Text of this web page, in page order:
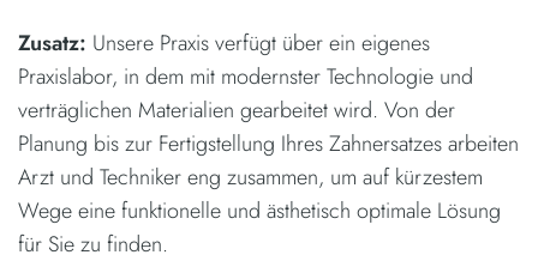
Zusatz: Unsere Praxis verfügt über ein eigenes
Praxislabor, in dem mit modernster Technologie und
verträglichen Materialien gearbeitet wird. Von der
Planung bis zur Fertigstellung Ihres Zahnersatzes arbeiten
Arzt und Techniker eng zusammen, um auf kürzestem
Wege eine funktionelle und ästhetisch optimale Lösung
für Sie zu finden.